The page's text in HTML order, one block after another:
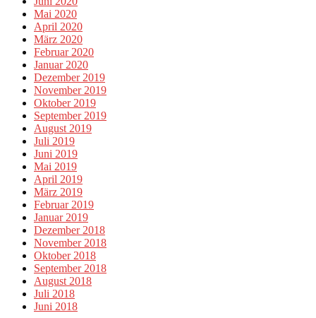
Mai 2020
April 2020
März 2020
Februar 2020
Januar 2020
Dezember 2019
November 2019
Oktober 2019
September 2019
August 2019
Juli 2019
Juni 2019
Mai 2019
April 2019
März 2019
Februar 2019
Januar 2019
Dezember 2018
November 2018
Oktober 2018
September 2018
August 2018
Juli 2018
Juni 2018